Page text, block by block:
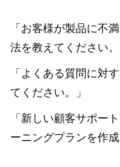
「お客様が製品に不
法を教えてください。
「よくある質問に対
てください。」
「新しい顧客サポー
ーニングプランを作